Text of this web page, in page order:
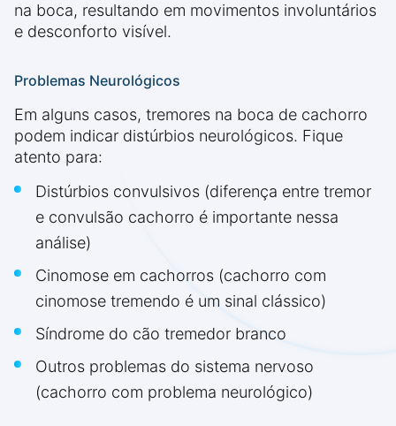
na boca, resultando em movimentos involuntários
e desconforto visível.
Problemas Neurológicos
Em alguns casos, tremores na boca de cachorro
podem indicar distúrbios neurológicos. Fique
atento para:
Distúrbios convulsivos (diferença entre tremor
e convulsão cachorro é importante nessa
análise)
Cinomose em cachorros (cachorro com
cinomose tremendo é um sinal clássico)
Síndrome do cão tremedor branco
Outros problemas do sistema nervoso
(cachorro com problema neurológico)